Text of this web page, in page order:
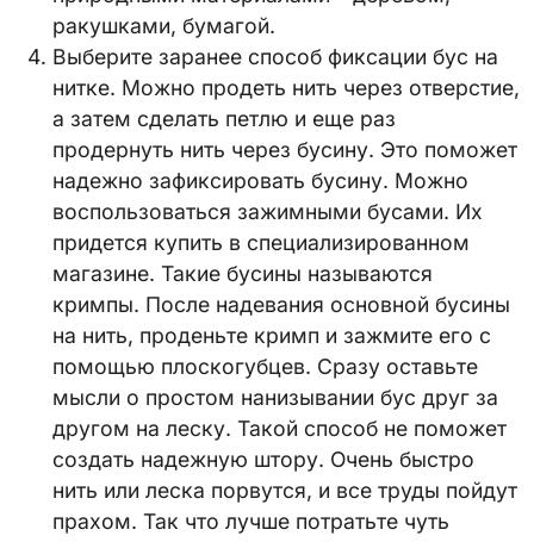
ракушками, бумагой.
Выберите заранее способ фиксации бус на
нитке. Можно продеть нить через отверстие,
а затем сделать петлю и еще раз
продернуть нить через бусину. Это поможет
надежно зафиксировать бусину. Можно
воспользоваться зажимными бусами. Их
придется купить в специализированном
магазине. Такие бусины называются
кримпы. После надевания основной бусины
на нить, проденьте кримп и зажмите его с
помощью плоскогубцев. Сразу оставьте
мысли о простом нанизывании бус друг за
другом на леску. Такой способ не поможет
создать надежную штору. Очень быстро
нить или леска порвутся, и все труды пойдут
прахом. Так что лучше потратьте чуть